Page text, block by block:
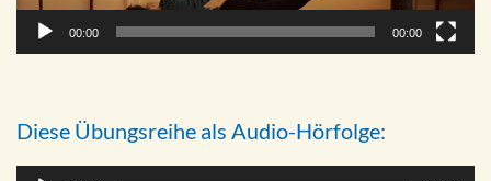
00:00 00:00
Diese Übungsreihe als Audio-Hörfolge: